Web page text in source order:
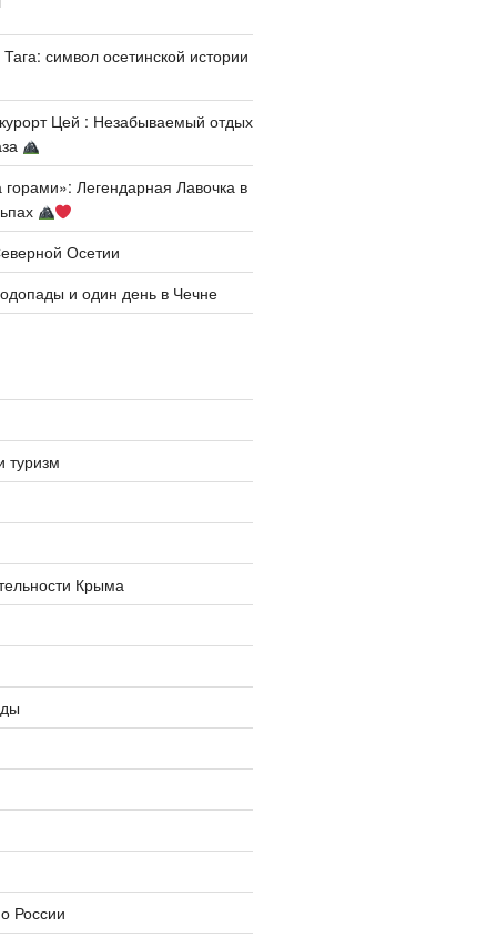
символ осетинской истории
Цей : Незабываемый отдых
горами»: Легендарная Лавочка в
Осетии
и один день в Чечне
туризм
Крыма
России